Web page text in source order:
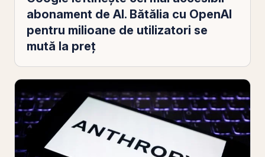
abonament de AI. Bătălia cu OpenAI
pentru milioane de utilizatori se
mută la preț